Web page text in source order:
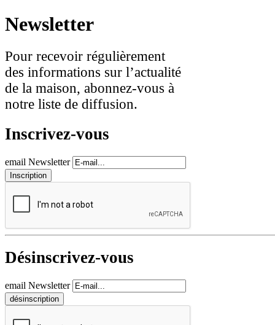
Newsletter
Pour recevoir régulièrement
des informations sur l’actualité
de la maison, abonnez-vous à
notre liste de diffusion.
Inscrivez-vous
email Newsletter
Désinscrivez-vous
email Newsletter